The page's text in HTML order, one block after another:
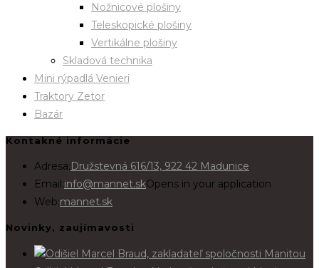
Nožnicové plošiny
Teleskopické plošiny
Vertikálne plošiny
Skladová technika
Mini rýpadlá Venieri
Traktory Zetor
Bazár
Kontakné informácie
Adresa:Družstevná 616/13, 922 42 Madunice
Email:info@mannet.skOpens in your application
Web:mannet.sk
Novinky, zaujímavosti